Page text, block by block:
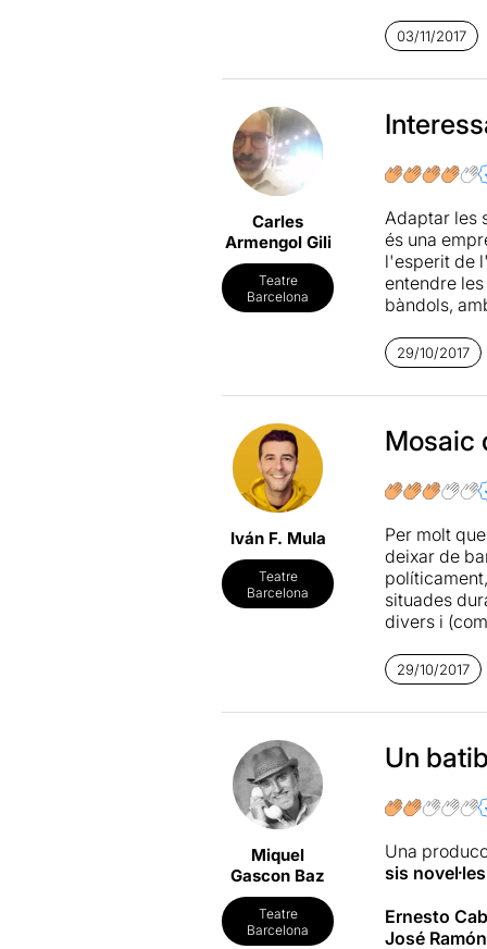
Lee la
03/11/2017
Carles
Armengol Gili
Teatre
Barcelona
Adaptar les
és una
l'esperit de
entendre
bàndols,
Ernesto
abstracte
amb una
Meninaso
que no para
29/10/2017
Iván F. Mula
Teatre
Barcelona
Mosaic
Per molt
deixar de
situades
divers i
entramat de
excepció
a estones,
trames
una poètica
29/10/2017
Miquel
Gascon Baz
Teatre
Barcelona
Un
Una
sis
Ernesto
José